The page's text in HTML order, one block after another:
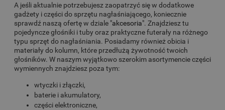
A jeśli aktualnie potrzebujesz zaopatrzyć się w dodatkowe
gadżety i części do sprzętu nagłaśniającego, koniecznie
sprawdź naszą ofertę w dziale "akcesoria". Znajdziesz tu
pojedyncze głośniki i tuby oraz praktyczne futerały na różnego
typu sprzęt do nagłaśniania. Posiadamy również obicia i
materiały do kolumn, które przedłużą żywotność twoich
głośników. W naszym wyjątkowo szerokim asortymencie części
wymiennych znajdziesz poza tym:
wtyczki i złączki,
baterie i akumulatory,
części elektroniczne,